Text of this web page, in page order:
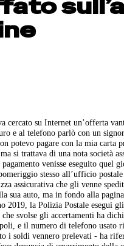
cercato su Internet un’offerta
e al telefono parlò con un
potevo pagare con la mia carta
si trattava di una nota società
venisse eseguito quel
stesso all’ufficio
assicurativa che gli venne
sua auto, ma in fondo alla
2019, la Polizia Postale eseguì
svolse gli accertamenti ha
e il numero di telefono usato
i soldi vennero prelevati - ha